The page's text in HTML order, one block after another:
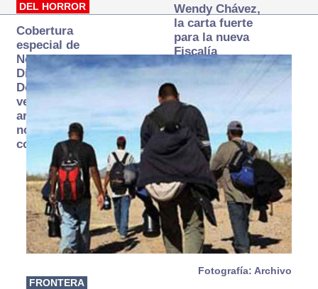
DEL HORROR
Cobertura
especial de
Norte
Digital:
Donde la
verdad
arde… pero
no se
consume
Wendy Chávez,
la carta fuerte
para la nueva
Fiscalía
autónoma
Fotografía: Archivo
FRONTERA